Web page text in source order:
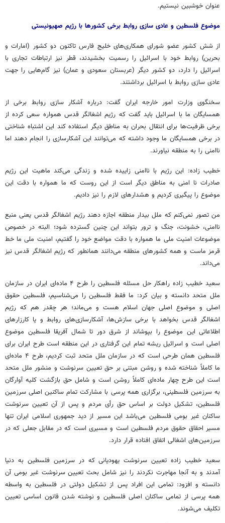
عنوان خوشبین نیستیم.
موضوع فلسطین و عادی سازی روابط برخی کشورها با رژیم صهیونیستی
از شش کشور عضو شورای همکاری‌های خلیج فارس تاکنون دو کشور (امارات و
بحرین) روابط خود با اسرائیل را رسمیت بخشیدند، قطر نیز ارتباطات تجاری با
اسرائیل را دارد، دو کشور دیگر (عربستان سعودی و عمان) نیز گام‌هایی را جهت
عادی سازی روابط با اسرائیل برداشتند.
سخنگوی وزارت امور خارجه ایران گفت: درباره آشکار سازی روابط برخی از
همسایگان ما با اسرائیل باید گفت که رژیم اشغالگر قدس همواره سعی کرده از
برخی ظرفیت‌ها برای انتقال بحران به مناطق دیگر استفاده کند این اشتباه شناختی
در برخی همسایگان ما وجود داشته که می‌توانند این آشکارسازی را انجام دهند اما
ناامنی را به منطقه نیاورند.
خطیب زاده: این رژیم با ناامنی زاییده شده و زندگی می‌کند ماهیت این رژیم
صادرات نا امنی به مناطق دیگر است از این روست که ما همواره با دقت این
موضوع را پیگیری کردیم و هشدارهای لازم را نیز دادیم.
من تصور نمی‌کنم که ملل بیدار منطقه اجازه دهند رژیم اشغالگر قدس یعنی منبع
ناامنی، خشونت، جنگ و ترور بتواند این چنین گسترده شود؛ البته در خصوص
موضوعات امنیت ملی ما همواره با دقت مواضع خود را گفتیم، امنیت ملی ما خط
قرمز ماست و همه کشورهای منطقه می‌دانند همانطور که رژیم اشغالگر قدس نیز
می‌داند.
سعید خطیب زاده راهکار حل مسئله فلسطین را طرح ۴ ماده‌ای ایران در سازمان
ملل متحد دانسته و بیان کرد: ما فقط فلسطین را می‌شناسیم، فلسطین حقوق
اصلی و موضوع اصلی جهان اسلام هست و می‌ماند؛ هر چقدر هم که رژیم
اشغالگر قدس بخواهد با برخی سازش‌ها، آشکارسازی‌های روابط و یا کارزارهای
اطلاعاتی این موضوع را بپوشاند از شرق دور تا شمال آفریقا فلسطین موضوع
اصلی است و اسرائیل ریشه تمام این گرفتاری در این منطقه است طرح ایران برای
فلسطین همان طرحی است که در سازمان ملل متحد ثبت کردیم، طرح ۴ ماده‌ای
ما کاملاً شناخته شده و روشن مبتنی بر حق تعیین سرنوشت و منشور ملل متحد
است این طرح چهار ماده‌ای کاملاً روشن است و شامل حق بازگشت کلیه آوارگان
به سرزمین فلسطینی، برگزاری همه پرسی با مشارکت تمام ساکنین اصلی سرزمین
فلسطین، تشکیل دولت بر اساس حق رأی مردم و پس از آن تعیین سرنوشت
ساکنان غیر بومی فلسطین می‌باشد این مسیر از دید جمهوری اسلامی ایران تنها
مسیر احقاق حقوق مردم فلسطین است و مسیری است که در مقابل جعلی که در
سرزمین‌های اشغالی اتفاق افتاده قرار دارد.
سعید خطیب زاده تعیین سرنوشت یهودیانی که در سرزمین فلسطین به دنیا
آمدند و به آنجا مهاجرت نکردند را نیز شامل بحث تعیین سرنوشت غیر بومی آن
دانسته و افزود: تمامی این افراد پس از تشکیل دولتی در فلسطین به واسطه
همه پرسی از تمامی ساکنان اصلی فلسطین و نوشته شدن قانون اساسی تعیین
تکلیف می‌شوند.